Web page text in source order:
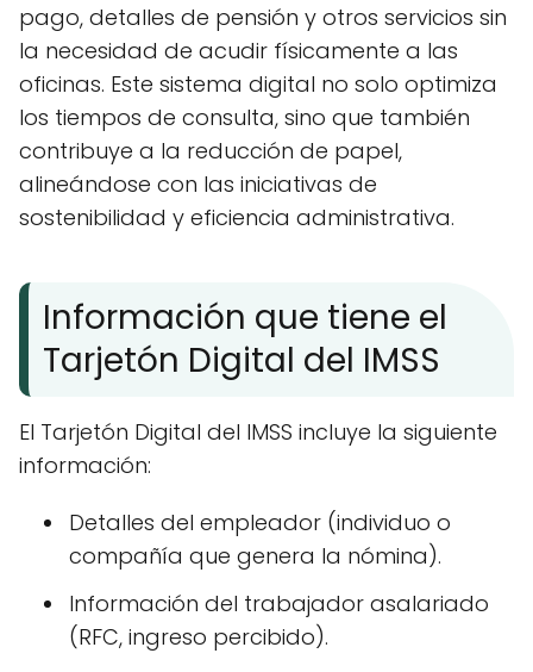
pago, detalles de pensión y otros servicios sin
la necesidad de acudir físicamente a las
oficinas. Este sistema digital no solo optimiza
los tiempos de consulta, sino que también
contribuye a la reducción de papel,
alineándose con las iniciativas de
sostenibilidad y eficiencia administrativa.
Información que tiene el
Tarjetón Digital del IMSS
El Tarjetón Digital del IMSS incluye la siguiente
información:
Detalles del empleador (individuo o
compañía que genera la nómina).
Información del trabajador asalariado
(RFC, ingreso percibido).